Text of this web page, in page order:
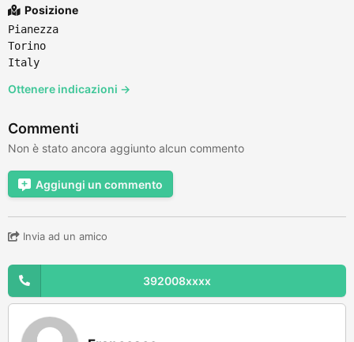
Posizione
Pianezza
Torino
Italy
Ottenere indicazioni →
Commenti
Non è stato ancora aggiunto alcun commento
Aggiungi un commento
Invia ad un amico
392008xxxx